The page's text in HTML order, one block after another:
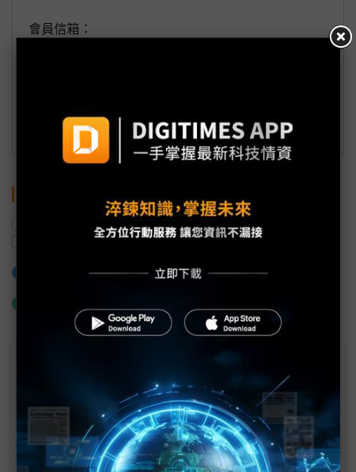
會員信箱：
訂閱DIGITIMES 行動版
航空業 AI 美國
加入已選取到「關鍵字追蹤」
MLCC訂單過熱、出貨比創高 村田示警全球AI基
建熱潮將趨緩
2027全年記憶體產能提前售罄 買家「祕而不